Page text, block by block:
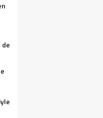
de